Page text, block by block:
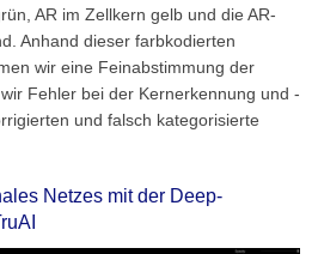
AR im Zellkern gelb und die AR-
Anhand dieser farbkodierten
wir eine Feinabstimmung der
Fehler bei der Kernerkennung und -
und falsch kategorisierte
Netzes mit der Deep-